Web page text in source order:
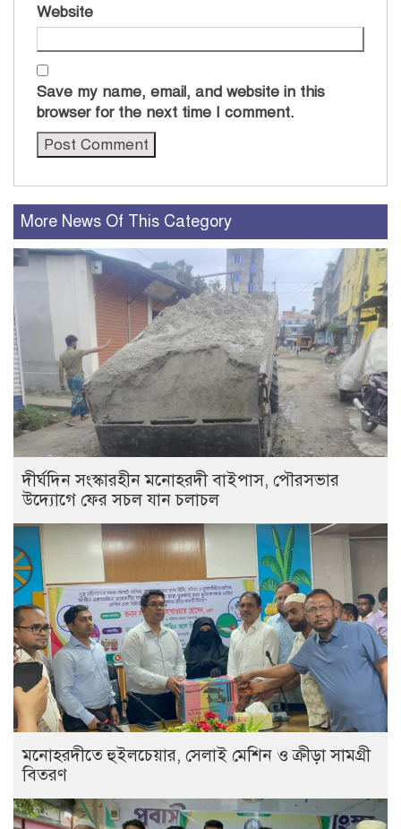
Website
Save my name, email, and website in this
browser for the next time I comment.
More News Of This Category
দীর্ঘদিন সংস্কারহীন মনোহরদী বাইপাস, পৌরসভার
উদ্যোগে ফের সচল যান চলাচল
মনোহরদীতে হুইলচেয়ার, সেলাই মেশিন ও ক্রীড়া সামগ্রী
বিতরণ